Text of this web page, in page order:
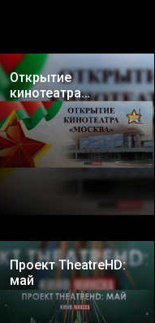
Открытие
кинотеатра
«Москва»!
Проект TheatreHD:
май